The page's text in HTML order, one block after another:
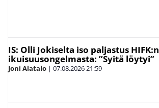
IS: Olli Jokiselta iso paljastus HIFK:n
ikuisuusongelmasta: ”Syitä löytyi”
Joni Alatalo | 07.08.202621:59